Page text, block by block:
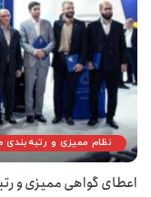
نظام ممیزی و رتبه‌بندی
اعطای گواهی ممیزی و رتبه‌بندی به ۵ مرکز داده